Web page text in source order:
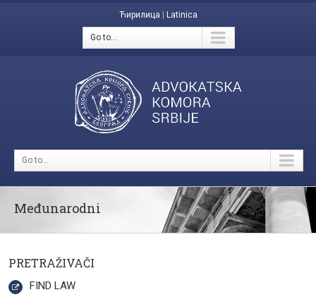
Ћирилица Latinica
Go to...
Go to...
Međunarodni
PRETRAŽIVAČI
FIND LAW